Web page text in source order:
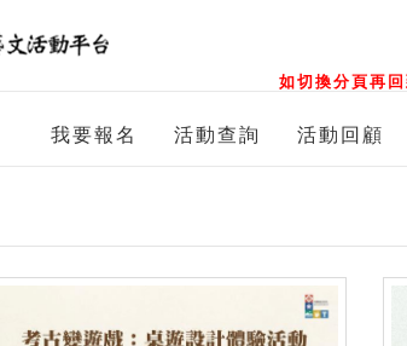
如切換分頁再
我要報名 活動查詢 活動回顧